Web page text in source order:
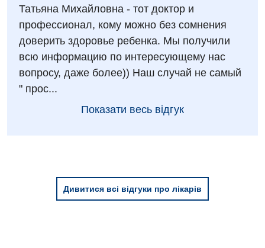
Дитяча ендокринологія
Дитяча кардіоревматологія
Дитяча неврологія
Дитяча ортопедія і травматологія
Татьяна Михайловна - тот доктор и
профессионал, кому можно без сомнения
доверить здоровье ребенка. Мы получили
всю информацию по интересующему нас
вопросу, даже более)) Наш случай не самый
" прос...
Показати весь відгук
Дивитися всі відгуки про лікарів